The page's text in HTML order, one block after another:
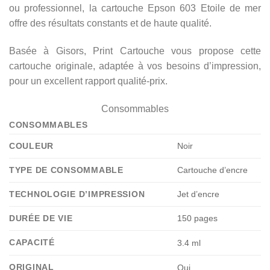
ou professionnel, la cartouche Epson 603 Etoile de mer
offre des résultats constants et de haute qualité.
Basée à Gisors, Print Cartouche vous propose cette
cartouche originale, adaptée à vos besoins d’impression,
pour un excellent rapport qualité-prix.
Consommables
CONSOMMABLES
COULEUR Noir
TYPE DE CONSOMMABLE Cartouche d’encre
TECHNOLOGIE D’IMPRESSION Jet d’encre
DURÉE DE VIE 150 pages
CAPACITÉ 3.4 ml
ORIGINAL Oui